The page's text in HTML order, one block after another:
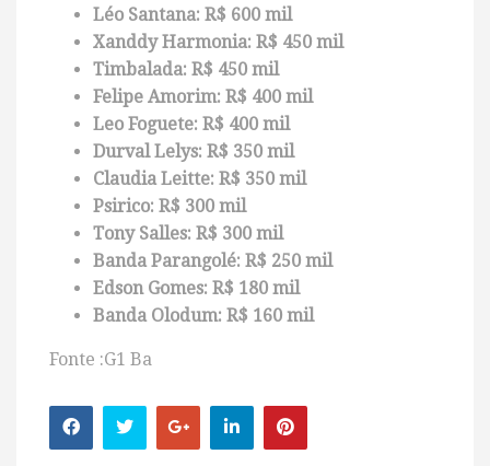
Léo Santana: R$ 600 mil
Xanddy Harmonia: R$ 450 mil
Timbalada: R$ 450 mil
Felipe Amorim: R$ 400 mil
Leo Foguete: R$ 400 mil
Durval Lelys: R$ 350 mil
Claudia Leitte: R$ 350 mil
Psirico: R$ 300 mil
Tony Salles: R$ 300 mil
Banda Parangolé: R$ 250 mil
Edson Gomes: R$ 180 mil
Banda Olodum: R$ 160 mil
Fonte :G1 Ba